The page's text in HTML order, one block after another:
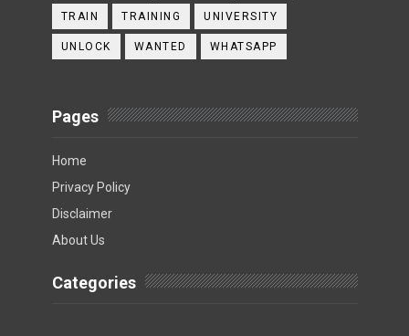
TRAIN TRAINING UNIVERSITY
UNLOCK WANTED WHATSAPP
Pages
Home
Privacy Policy
Disclaimer
About Us
Categories